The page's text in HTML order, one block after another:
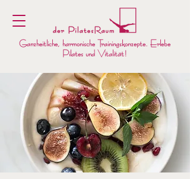
Ganzheitliche, harmonische Trainingskonzepte. Erlebe
Pilates und Vitalität!